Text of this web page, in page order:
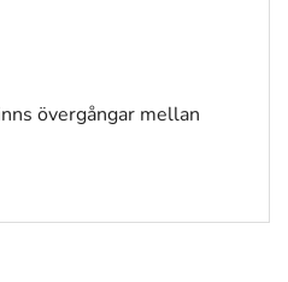
övergångar mellan